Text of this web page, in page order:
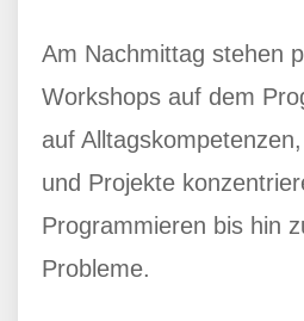
Am Nachmittag stehen
Workshops auf dem
auf
und Projekte
Programmieren bis hin
Probleme.